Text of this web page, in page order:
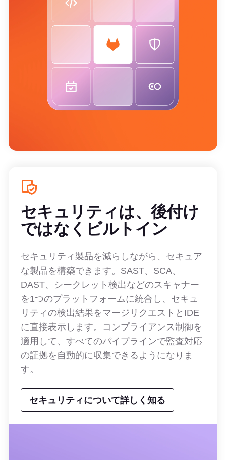
セキュリティは、後付け
ではなくビルトイン
セキュリティ製品を減らしながら、セキュア
な製品を構築できます。SAST、SCA、
DAST、シークレット検出などのスキャナー
を1つのプラットフォームに統合し、セキュ
リティの検出結果をマージリクエストとIDE
に直接表示します。コンプライアンス制御を
適用して、すべてのパイプラインで監査対応
の証拠を自動的に収集できるようになりま
す。
セキュリティについて詳しく知る